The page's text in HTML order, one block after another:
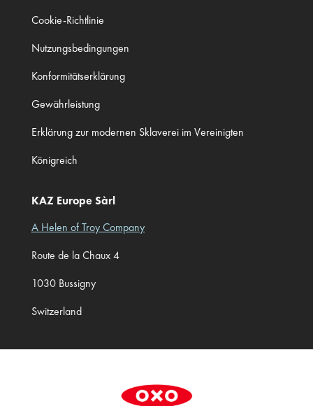
Cookie-Richtlinie
Nutzungsbedingungen
Konformitätserklärung
Gewährleistung
Erklärung zur modernen Sklaverei im Vereinigten
Königreich
KAZ Europe Sàrl
A Helen of Troy Company
Route de la Chaux 4
1030 Bussigny
Switzerland